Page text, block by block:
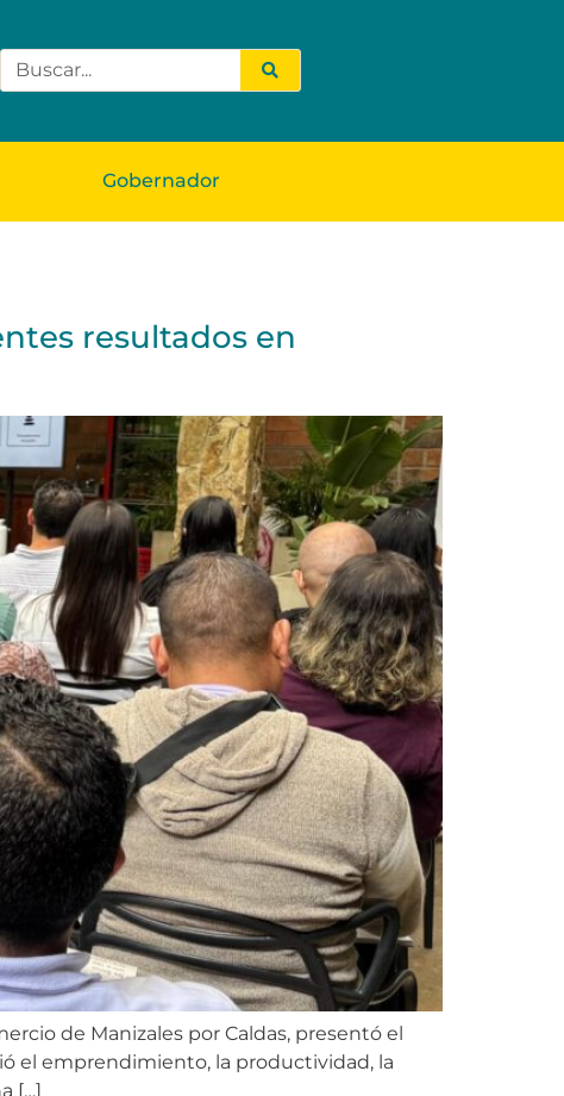
Gobernador
resultados en
de Manizales por Caldas, presentó el
el emprendimiento, la productividad, la
[…]